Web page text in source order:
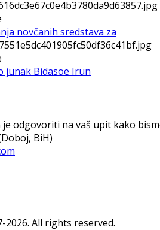
novčanih sredstava za
junak Bidasoe Irun
odgovoriti na vaš upit kako
BiH)
2026. All rights reserved.